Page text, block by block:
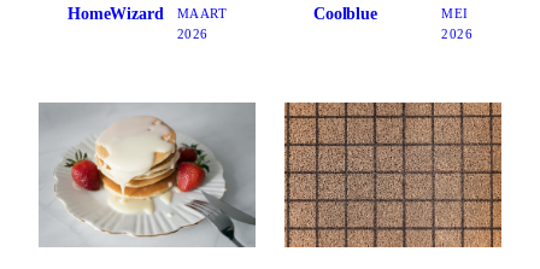
HomeWizard
MAART
2026
Coolblue
MEI
2026